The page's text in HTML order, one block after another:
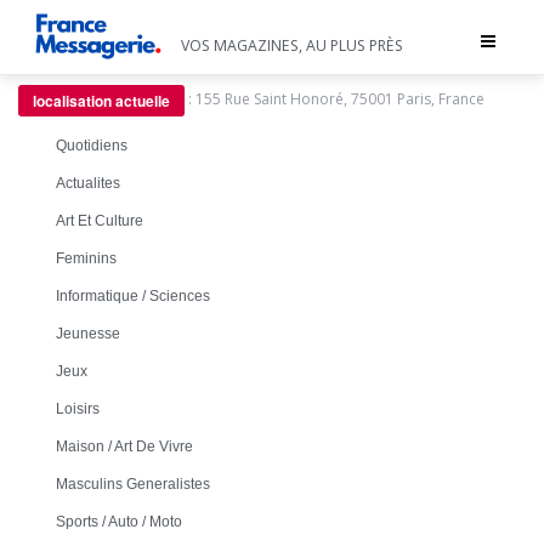
Toggle
VOS MAGAZINES, AU PLUS PRÈS
localisation actuelle : 155 Rue Saint Honoré, 75001 Paris, France
Quotidiens
Actualites
Art Et Culture
Feminins
Informatique / Sciences
Jeunesse
Jeux
Loisirs
Maison / Art De Vivre
Masculins Generalistes
Sports / Auto / Moto